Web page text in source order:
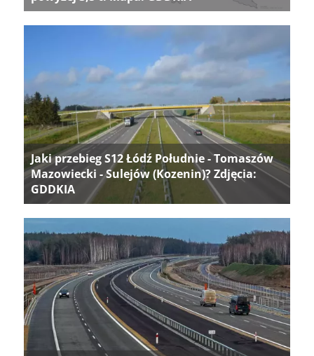
Jaki przebieg S12 Łódź Południe - Tomaszów
Mazowiecki - Sulejów (Kozenin)? Zdjęcia:
GDDKIA